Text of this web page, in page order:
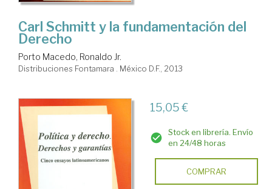
Carl Schmitt y la fundamentación del
Derecho
Porto Macedo, Ronaldo Jr.
Distribuciones Fontamara . México D.F., 2013
15,05 €
Stock en librería. Envío
en 24/48 horas
COMPRAR